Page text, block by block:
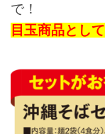
で！
目玉商品とし